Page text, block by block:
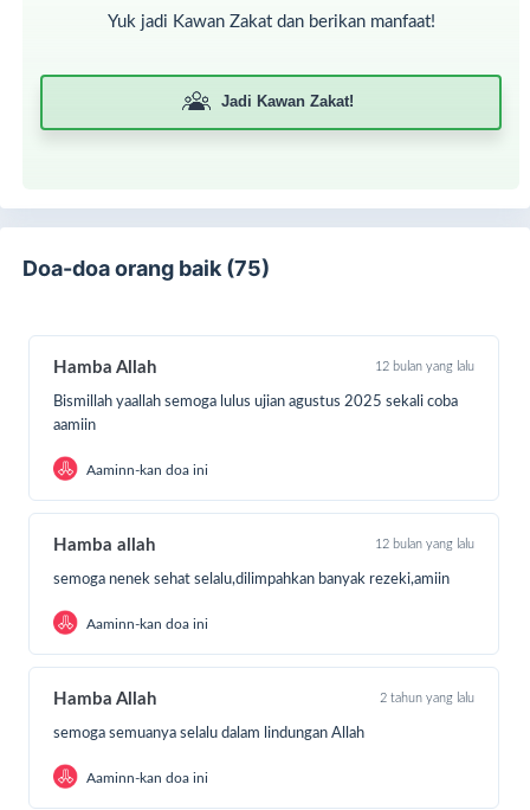
Selain Nek Muanah, ada nek Rasiah. Usianya sudah 85
sudah menikah, dan ada juga yang merantau ke luar kota.
Sedangkan suaminya, sudah meninggal dunia karena sakit-
sakitan. Untuk makan sehari-hari, nek Rasiah masih dibantu
#SahabatHarapan
Melalui “Sedekah Pangan untuk Lansia”,Laz Harfa
cerita kebaikan ini. Mari bantu meringankan beban
mereka.
Satu paket sembako dari sahabat bisa menjadi cahaya di
hari-hari senja mereka. Bukan hanya tentang makanan, tapi
Yuk jadi Kawan Zakat dan berikan manfaat!
Jadi Kawan Zakat!
Doa-doa orang baik (75)
Hamba Allah 12 bulan yang lalu
Bismillah yaallah semoga lulus ujian agustus 2025 sekali coba
aamiin
Aaminn-kan doa ini
Hamba allah 12 bulan yang lalu
semoga nenek sehat selalu,dilimpahkan banyak rezeki,amiin
Aaminn-kan doa ini
Hamba Allah 2 tahun yang lalu
semoga semuanya selalu dalam lindungan Allah
Aaminn-kan doa ini